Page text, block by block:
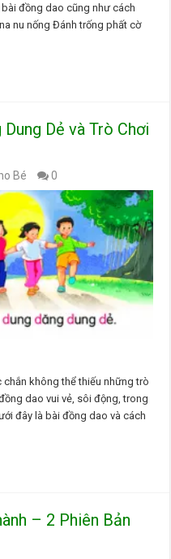
đồng dao cũng như cách
nu nống Đánh trống phất cờ
Dẻ và Trò Chơi
Bé 0
chắn không thể thiếu những trò
dao vui vẻ, sôi động, trong
đây là bài đồng dao và cách
– 2 Phiên Bản